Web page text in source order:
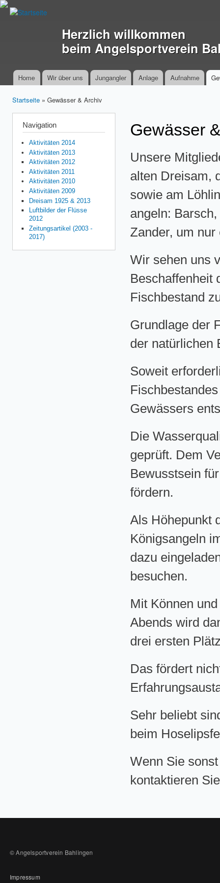
Herzlich willkommen
beim Angelsportverein
Hauptmenü
Home Wir über uns Jungangler Anlage Aufnahme
Startseite » Gewässer & Archiv
Navigation
Aktivitäten 2014
Aktivitäten 2013
Aktivitäten 2012
Aktivitäten 2011
Aktivitäten 2010
Aktivitäten 2009
Dreisam 1925 & 2013
Luftbilder der Flüsse
2012
Zeitungsartikel (2003 -
2017)
Gewässer
Unsere
alten Dreisam,
sowie am
angeln:
Zander, um nur
Wir sehen uns
Beschaffenheit
Fischbestand
Grundlage der
der natürlichen
Soweit
Gewässers
Die
geprüft. Dem
Bewusstsein
fördern.
Als Höhepunkt
Königsangeln
dazu
besuchen.
Mit Können
Abends wird
drei ersten
Das fördert
Sehr beliebt
beim
Wenn Sie
kontaktieren
© Angelsportverein Bahlingen
Impressum